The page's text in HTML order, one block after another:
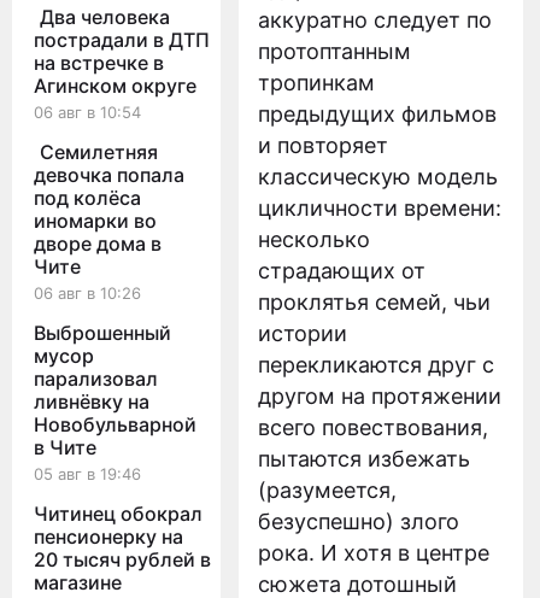
Два человека
пострадали в ДТП
на встречке в
Агинском округе
06 авг в 10:54
Семилетняя
девочка попала
под колёса
иномарки во
дворе дома в
Чите
06 авг в 10:26
Выброшенный
мусор
парализовал
ливнёвку на
Новобульварной
в Чите
05 авг в 19:46
Читинец обокрал
пенсионерку на
20 тысяч рублей в
магазине
аккуратно следует по
протоптанным
тропинкам
предыдущих фильмов
и повторяет
классическую модель
цикличности времени:
несколько
страдающих от
проклятья семей, чьи
истории
перекликаются друг с
другом на протяжении
всего повествования,
пытаются избежать
(разумеется,
безуспешно) злого
рока. И хотя в центре
сюжета дотошный